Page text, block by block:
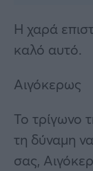
Η χαρά
καλό αυτό.
Αιγόκερως
Το τρίγωνο
τη δύναμη
σας,